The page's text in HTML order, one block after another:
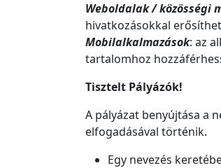
Weboldalak / közösségi
hivatkozásokkal
Mobilalkalmazások: az
tartalomhoz
Tisztelt Pályázók!
A pályázat benyújtása a
elfogadásával történik.
Egy nevezés